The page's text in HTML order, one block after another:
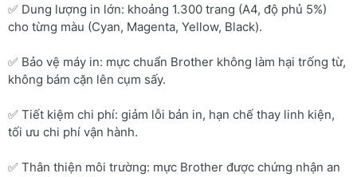
✅ Dung lượng in lớn: khoảng 1.300 trang (A4, độ phủ 5%)
cho từng màu (Cyan, Magenta, Yellow, Black).
✅ Bảo vệ máy in: mực chuẩn Brother không làm hại trống từ,
không bám cặn lên cụm sấy.
✅ Tiết kiệm chi phí: giảm lỗi bản in, hạn chế thay linh kiện,
tối ưu chi phí vận hành.
✅ Thân thiện môi trường: mực Brother được chứng nhận an